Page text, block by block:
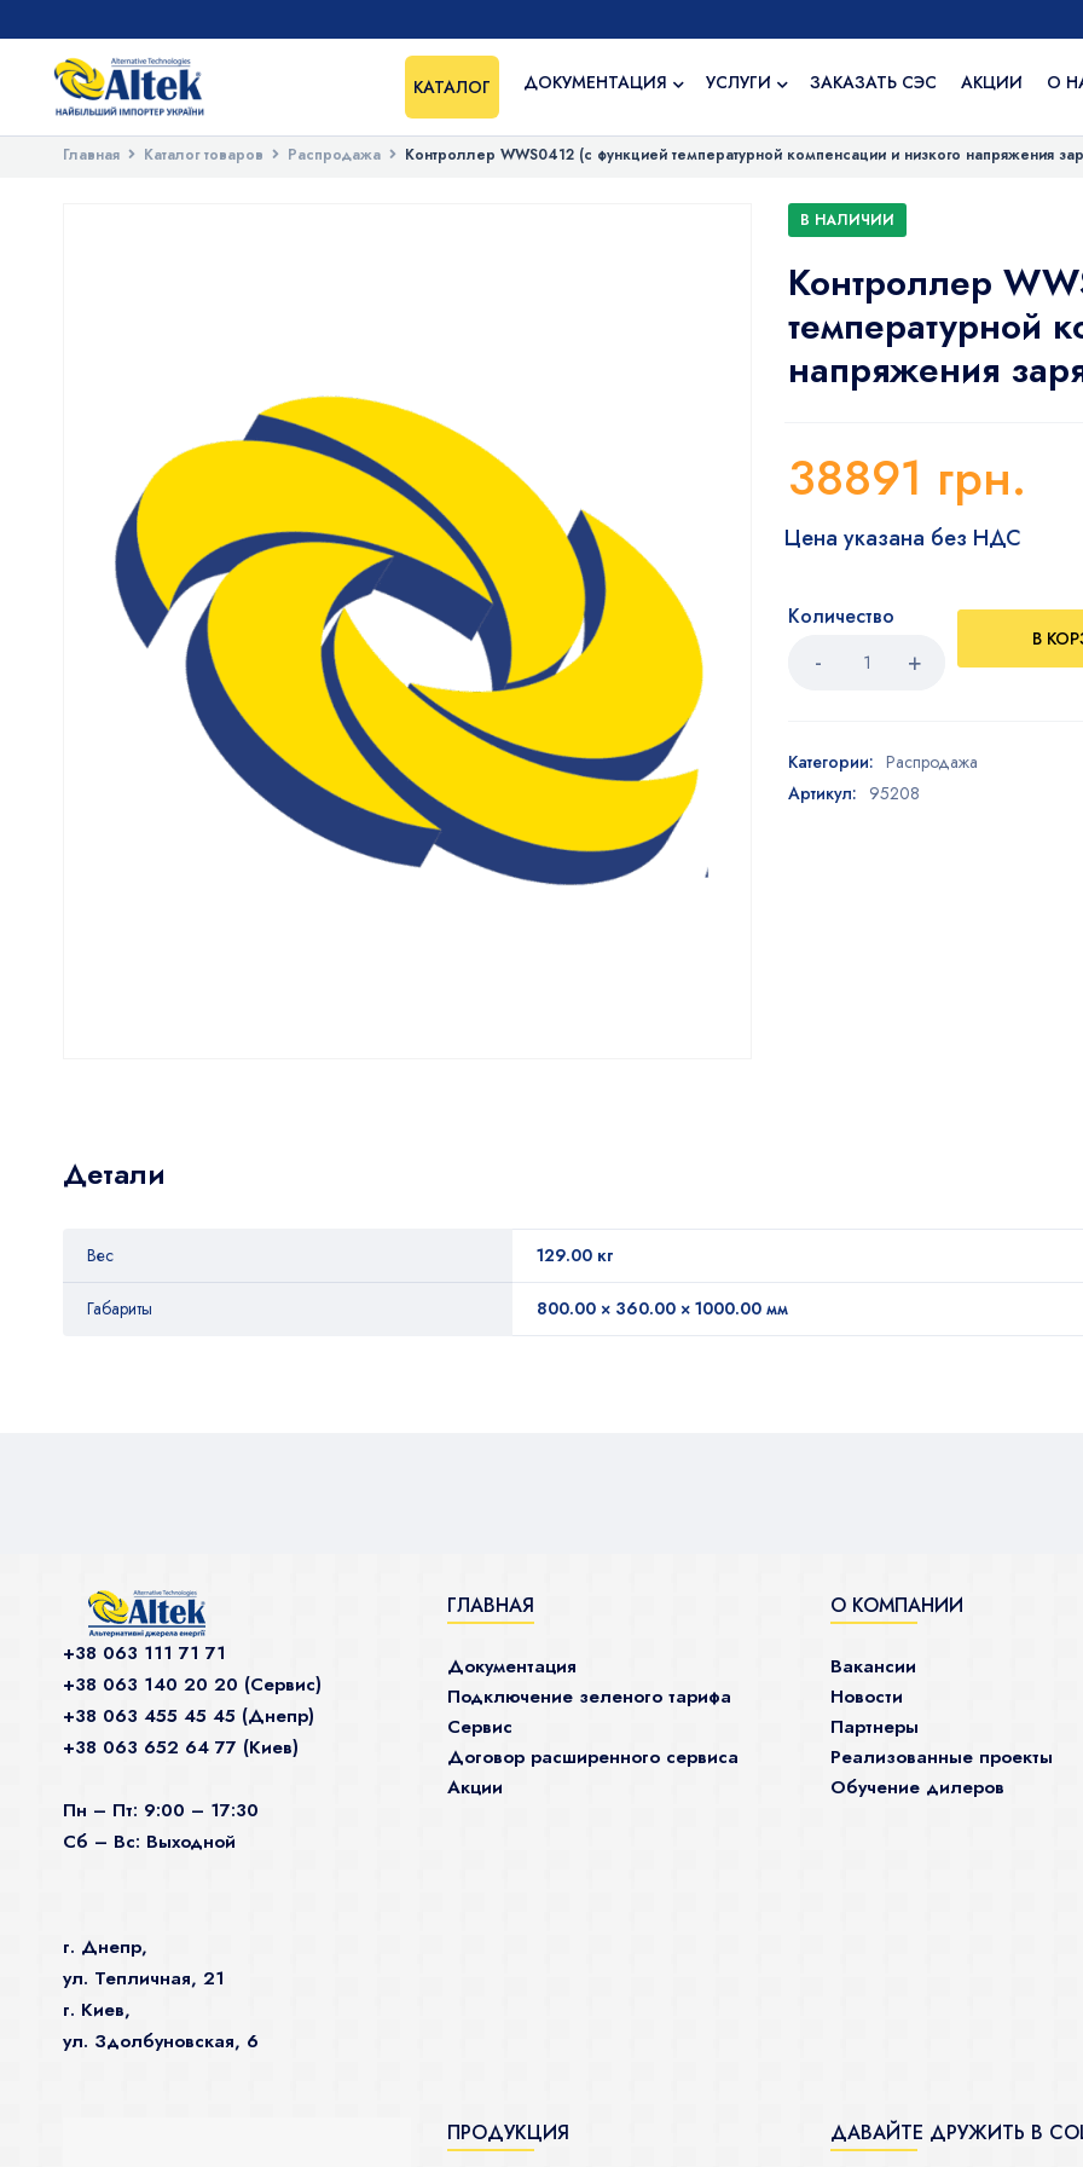
КАТАЛОГ ДОКУМЕНТАЦИЯ УСЛУГИ ЗАКАЗАТЬ СЭС АКЦИИ О
Главная Каталог товаров Распродажа Контроллер WWS0412 (с функцией температурной компенсации и низкого напряжения
В НАЛИЧИИ
Контроллер
температурной
напряжения
38891 грн.
Цена указана без НДС
Количество
В
Категории: Распродажа
Артикул: 95208
Детали
Вес 129.00 кг
Габариты 800.00 × 360.00 × 1000.00 мм
+38 063 111 71 71
+38 063 140 20 20 (Сервис)
+38 063 455 45 45 (Днепр)
+38 063 652 64 77 (Киев)
Пн – Пт: 9:00 – 17:30
Сб – Вс: Выходной
г. Днепр,
ул. Тепличная, 21
г. Киев,
ул. Здолбуновская, 6
ГЛАВНАЯ
Документация
Подключение зеленого тарифа
Сервис
Договор расширенного сервиса
Акции
О КОМПАНИИ
Вакансии
Новости
Партнеры
Реализованные проекты
Обучение дилеров
ПРОДУКЦИЯ ДАВАЙТЕ ДРУЖИТЬ В